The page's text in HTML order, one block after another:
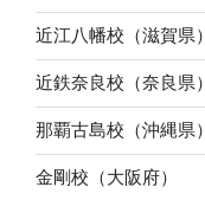
近江八幡校（滋賀県）
近鉄奈良校（奈良県）
那覇古島校（沖縄県）
金剛校（大阪府）